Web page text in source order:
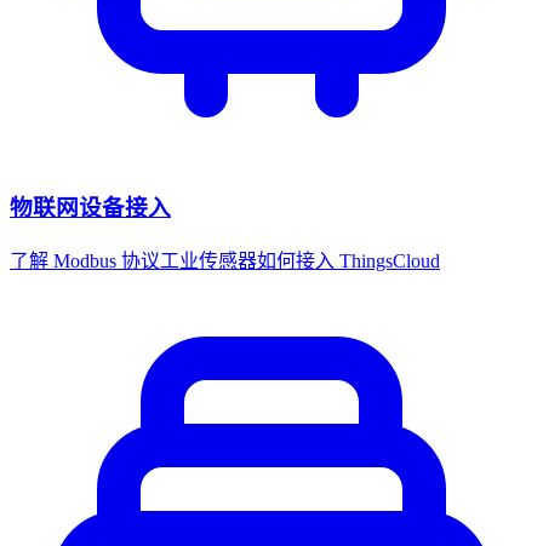
物联网设备接入
了解 Modbus 协议工业传感器如何接入 ThingsCloud